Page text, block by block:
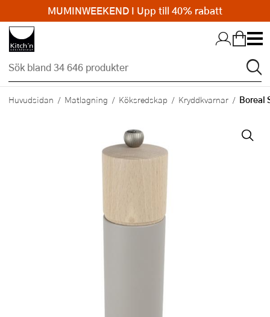
Hopp till huvudinnehållet
Huvudsidan Matlagning Köksredskap Kryddkvarnar Boreal
MUMINWEEKEND I Upp till 40% rabatt